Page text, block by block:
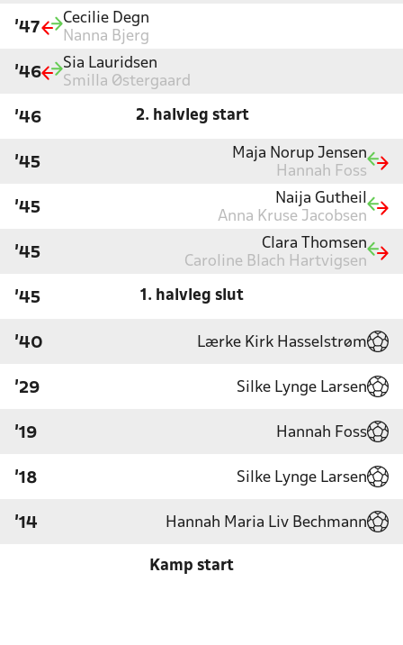
'47
Cecilie Degn
Nanna Bjerg
'46
Sia Lauridsen
Smilla Østergaard
'46 2. halvleg start
'45
Maja Norup Jensen
Hannah Foss
'45
Naija Gutheil
Anna Kruse Jacobsen
'45
Clara Thomsen
Caroline Blach Hartvigsen
'45 1. halvleg slut
'40 Lærke Kirk Hasselstrøm
'29 Silke Lynge Larsen
'19 Hannah Foss
'18 Silke Lynge Larsen
'14 Hannah Maria Liv Bechmann
Kamp start